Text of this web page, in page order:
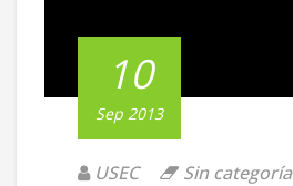
10
Sep 2013
USEC Sin categoría